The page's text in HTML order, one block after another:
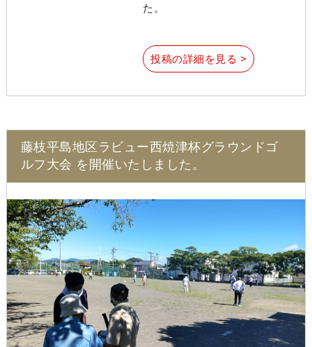
た。
投稿の詳細を見る >
藤枝平島地区ラビュー西焼津杯グラウンドゴ
ルフ大会 を開催いたしました。